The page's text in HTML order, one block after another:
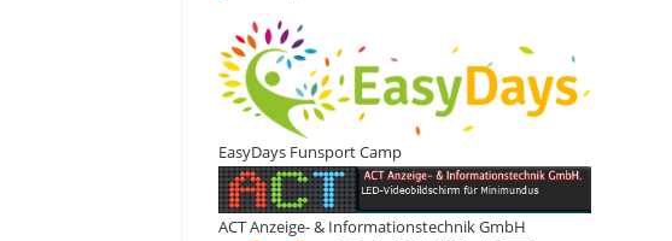
EasyDays Funsport Camp
ACT Anzeige- & Informationstechnik GmbH